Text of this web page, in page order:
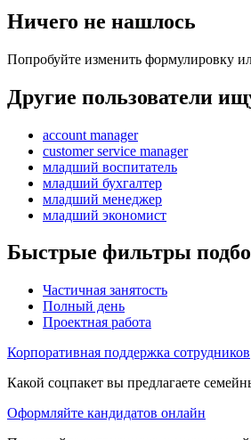
Ничего не нашлось
Попробуйте изменить формулировку
Другие пользователи
account manager
customer service manager
младший воспитатель
младший бухгалтер
младший менеджер
младший экономист
Быстрые фильтры
Частичная занятость
Полный день
Проектная работа
Корпоративная поддержка сотрудников
Какой соцпакет вы предлагаете
Оформляйте кандидатов онлайн